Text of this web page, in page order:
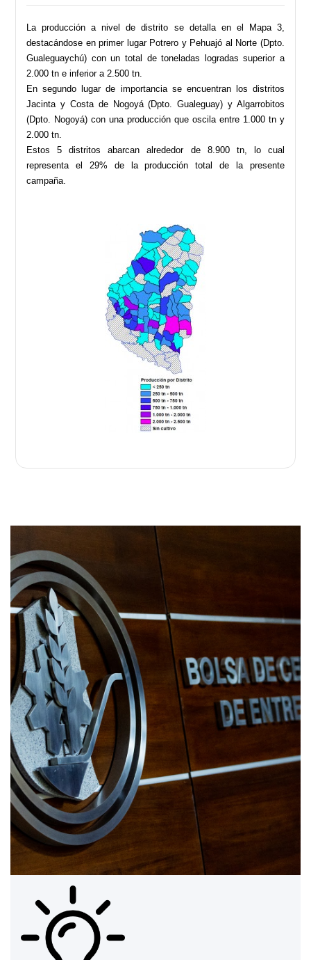
La producción a nivel de distrito se detalla en el Mapa 3,
destacándose en primer lugar Potrero y Pehuajó al Norte (Dpto.
Gualeguaychú) con un total de toneladas logradas superior a
2.000 tn e inferior a 2.500 tn.
En segundo lugar de importancia se encuentran los distritos
Jacinta y Costa de Nogoyá (Dpto. Gualeguay) y Algarrobitos
(Dpto. Nogoyá) con una producción que oscila entre 1.000 tn y
2.000 tn.
Estos 5 distritos abarcan alrededor de 8.900 tn, lo cual
representa el 29% de la producción total de la presente
campaña.